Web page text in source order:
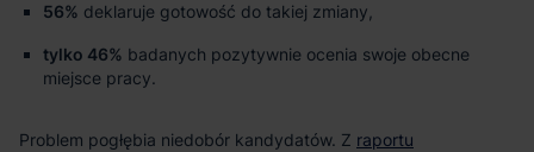
56% deklaruje gotowość do takiej zmiany,
tylko 46% badanych pozytywnie ocenia swoje obecne
miejsce pracy.
raportu